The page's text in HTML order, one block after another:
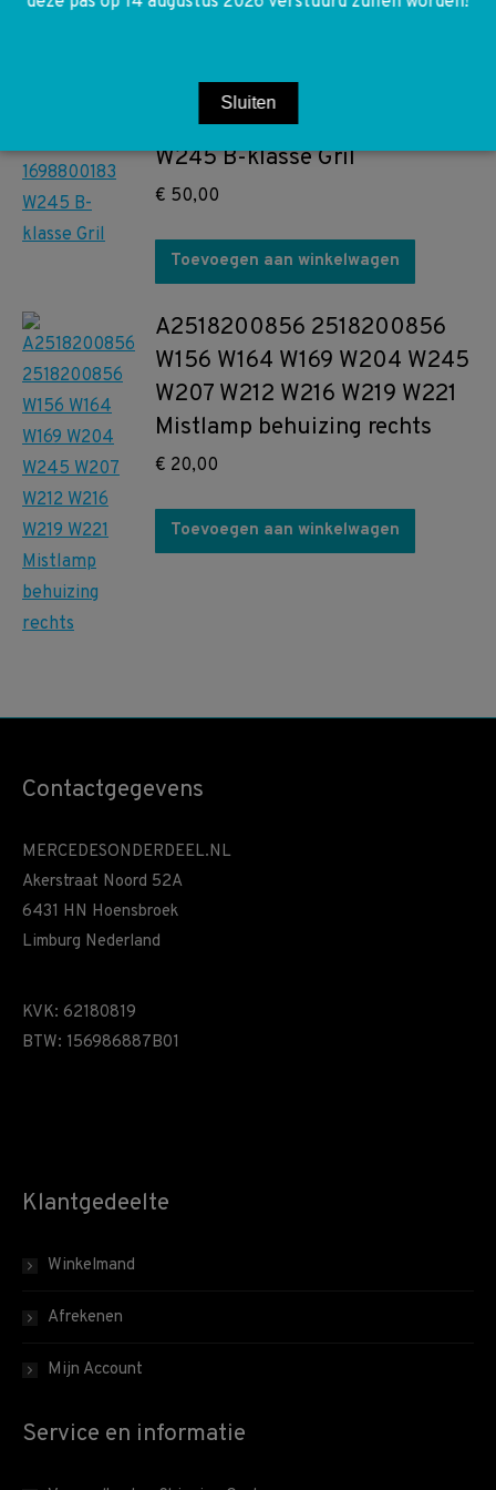
A1698800183 1698800183
W245 B-klasse Gril
€ 50,00
Toevoegen aan winkelwagen
A2518200856 2518200856
W156 W164 W169 W204 W245
W207 W212 W216 W219 W221
Mistlamp behuizing rechts
€ 20,00
Toevoegen aan winkelwagen
Contactgegevens
MERCEDESONDERDEEL.NL
Akerstraat Noord 52A
6431 HN Hoensbroek
Limburg Nederland
KVK: 62180819
BTW: 156986887B01
Klantgedeelte
Winkelmand
Afrekenen
Mijn Account
Service en informatie
Sluiten